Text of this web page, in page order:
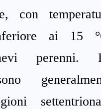
con
ai 15
perenni.